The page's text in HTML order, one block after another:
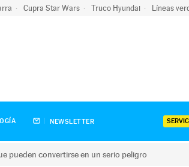
Cupra Star Wars Truco Hyundai Líneas
NEWSLETTER
pueden convertirse en un serio peligro